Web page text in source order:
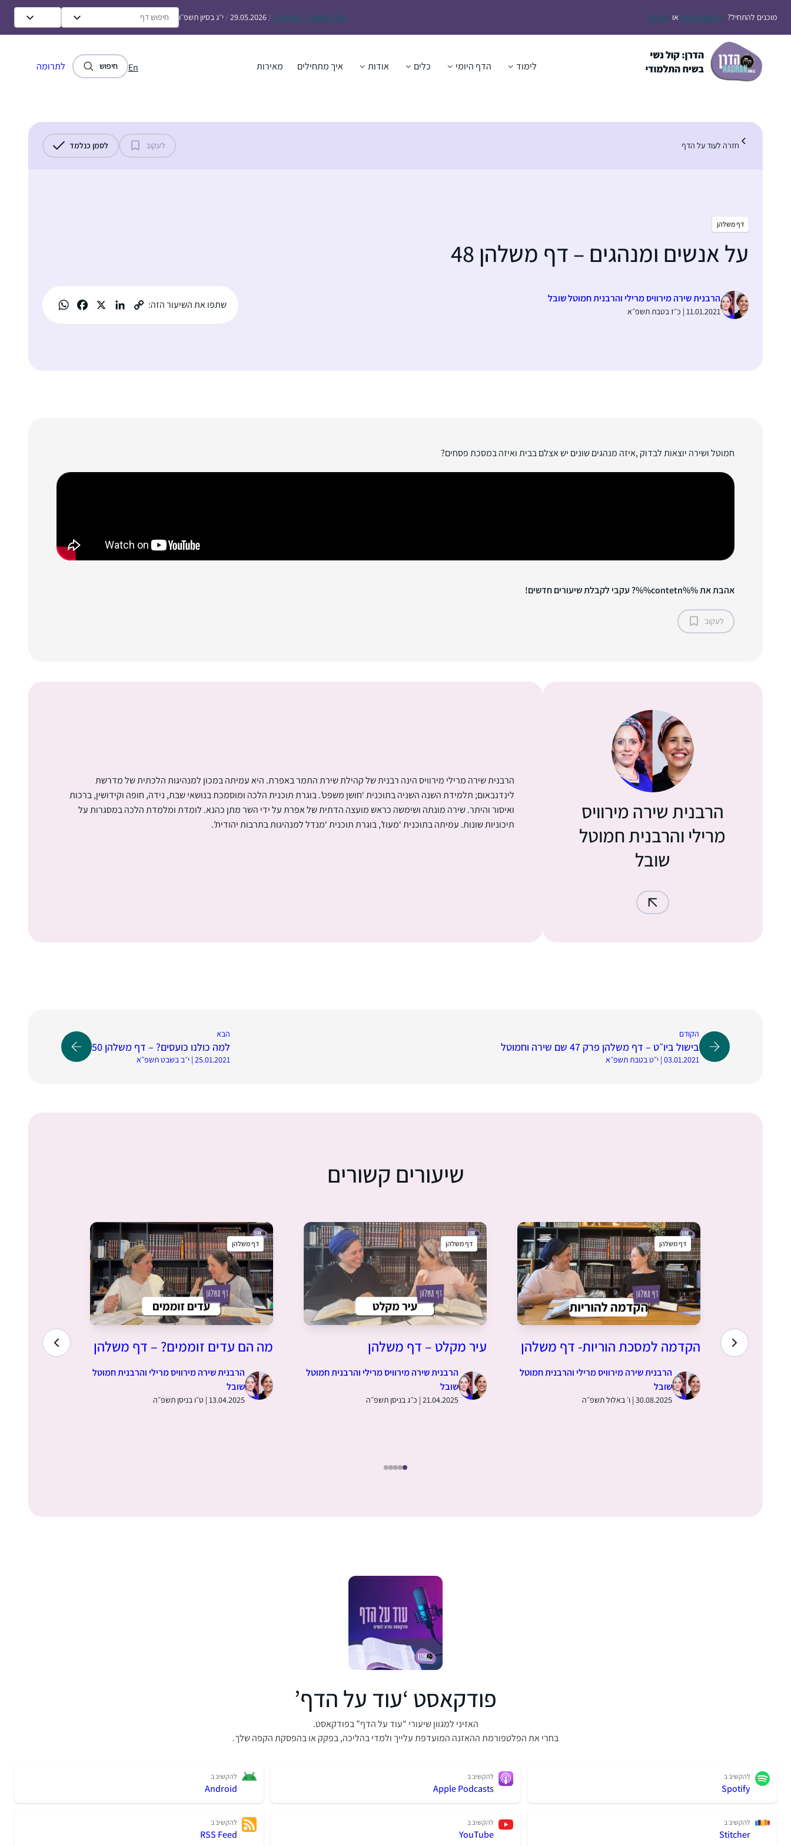
לתוכןמוכנים להתחיל? הירשמו בחינם או התחברו Today’s Daf – זבחים נ״ו /
29.05.2026
/ י״ג בסיון תשפ״ו
לימוד הדף היומי כלים אודות איך מתחילים מאירות En חיפוש לתרומה
חזרה לעוד על הדף לעקוב לסמן כנלמד
דף משלהן
על אנשים ומנהגים – דף משלהן 48
הרבנית שירה מירוויס מרילי והרבנית חמוטל שובל
11.01.2021 | כ״ז בטבת תשפ״א
שתפו את השיעור הזה:
חמוטל ושירה יוצאות לבדוק ,איזה מנהגים שונים יש אצלם בבית ואיזה במסכת פסחים?
אהבת את %%contetn%%? עקבי לקבלת שיעורים חדשים!
לעקוב
הרבנית שירה מירוויס
מרילי והרבנית חמוטל
שובל
הרבנית שירה מרילי מירוויס הינה רבנית של קהילת שירת התמר באפרת. היא עמיתה במכון למנהיגות הלכתית של מדרשת
לינדנבאום; תלמידת השנה השניה בתוכנית ‘חושן משפט’. בוגרת תוכנית הלכה ומוסמכת בנושאי שבת, נידה, חופה וקידושין, ברכות
ואיסור והיתר. שירה מונתה ושימשה כראש מועצה הדתית של אפרת על ידי השר מתן כהנא. לומדת ומלמדת הלכה במסגרות על
תיכוניות שונות. עמיתה בתוכנית ‘מעוז’, בוגרת תוכנית ‘מנדל למנהיגות בתרבות יהודית’.
הקודם
בישול ביו״ט – דף משלהן פרק 47 שם שירה וחמוטל
03.01.2021 | י״ט בטבת תשפ״א
הבא
למה כולנו כועסים? – דף משלהן 50
25.01.2021 | י״ב בשבט תשפ״א
שיעורים קשורים
דף משלהן
הקדמה למסכת הוריות- דף משלהן
הרבנית שירה מירוויס מרילי והרבנית חמוטל
שובל
30.08.2025 | ו׳ באלול תשפ״ה
דף משלהן
עיר מקלט – דף משלהן
הרבנית שירה מירוויס מרילי והרבנית חמוטל
שובל
21.04.2025 | כ״ג בניסן תשפ״ה
דף משלהן
מה הם עדים זוממים? – דף משלהן
הרבנית שירה מירוויס מרילי והרבנית חמוטל
שובל
13.04.2025 | ט״ו בניסן תשפ״ה
הקדמה
פודקאסט ‘עוד על הדף’
האזיני למגוון שיעורי "עוד על הדף” בפודקאסט.
בחרי את הפלטפורמת ההאזנה המועדפת עלייך ולמדי בהליכה, בפקק או בהפסקת הקפה שלך.
להקשיב ב
Spotify
להקשיב ב
Apple Podcasts
להקשיב ב
Android
להקשיב ב
Stitcher
להקשיב ב
YouTube
להקשיב ב
RSS Feed